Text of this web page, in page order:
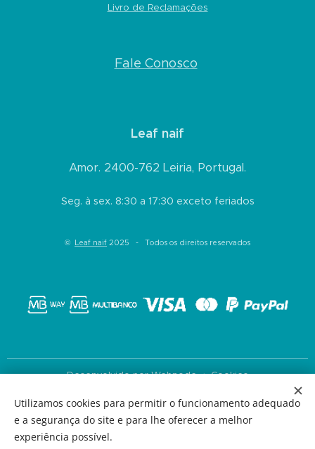
Livro de Reclamações
Fale Conosco
Leaf naif
Amor. 2400-762 Leiria, Portugal.
Seg. à sex. 8:30 a 17:30 exceto feriados
© Leaf naif 2025 - Todos os direitos reservados
Desenvolvido porWebnode Cookies
Idiomas
Português
English
Utilizamos cookies para permitir o funcionamento adequado
e a segurança do site e para lhe oferecer a melhor
experiência possível.